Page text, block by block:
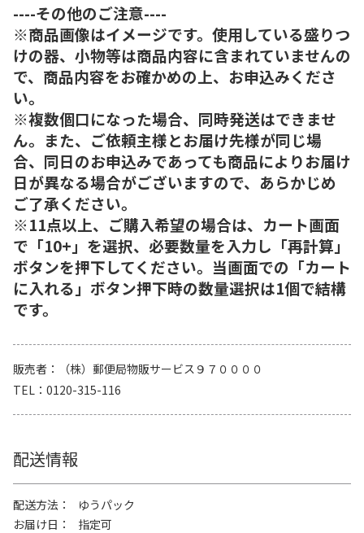
----その他のご注意----
※商品画像はイメージです。使用している盛りつ
けの器、小物等は商品内容に含まれていませんの
で、商品内容をお確かめの上、お申込みくださ
い。
※複数個口になった場合、同時発送はできませ
ん。また、ご依頼主様とお届け先様が同じ場
合、同日のお申込みであっても商品によりお届け
日が異なる場合がございますので、あらかじめ
ご了承ください。
※11点以上、ご購入希望の場合は、カート画面
で「10+」を選択、必要数量を入力し「再計算」
ボタンを押下してください。当画面での「カート
に入れる」ボタン押下時の数量選択は1個で結構
です。
販売者
（株）郵便局物販サービス９７００００
TEL
0120-315-116
配送情報
配送方法
ゆうパック
お届け日
指定可